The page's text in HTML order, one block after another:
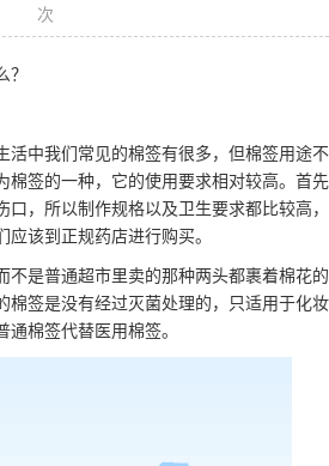
次
？
活中我们常见的棉签有很多，但棉签用途不
棉签的一种，它的使用要求相对较高。首先
口，所以制作规格以及卫生要求都比较高，
该到正规药店进行购买。
不是普通超市里卖的那种两头都裹着棉花的
棉签是没有经过灭菌处理的，只适用于化妆
棉签代替医用棉签。